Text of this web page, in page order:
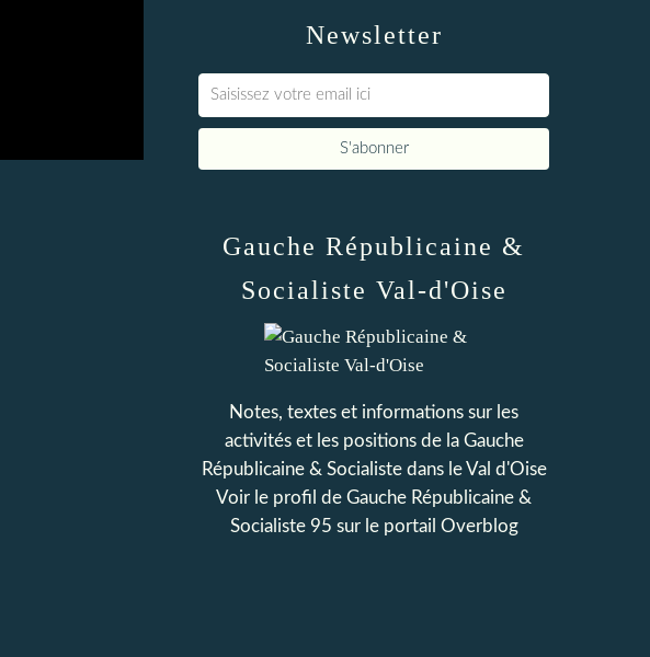
Newsletter
Gauche Républicaine &
Socialiste Val-d'Oise
Notes, textes et informations sur les
activités et les positions de la Gauche
Républicaine & Socialiste dans le Val d'Oise
Voir le profil de Gauche Républicaine &
Socialiste 95 sur le portail Overblog